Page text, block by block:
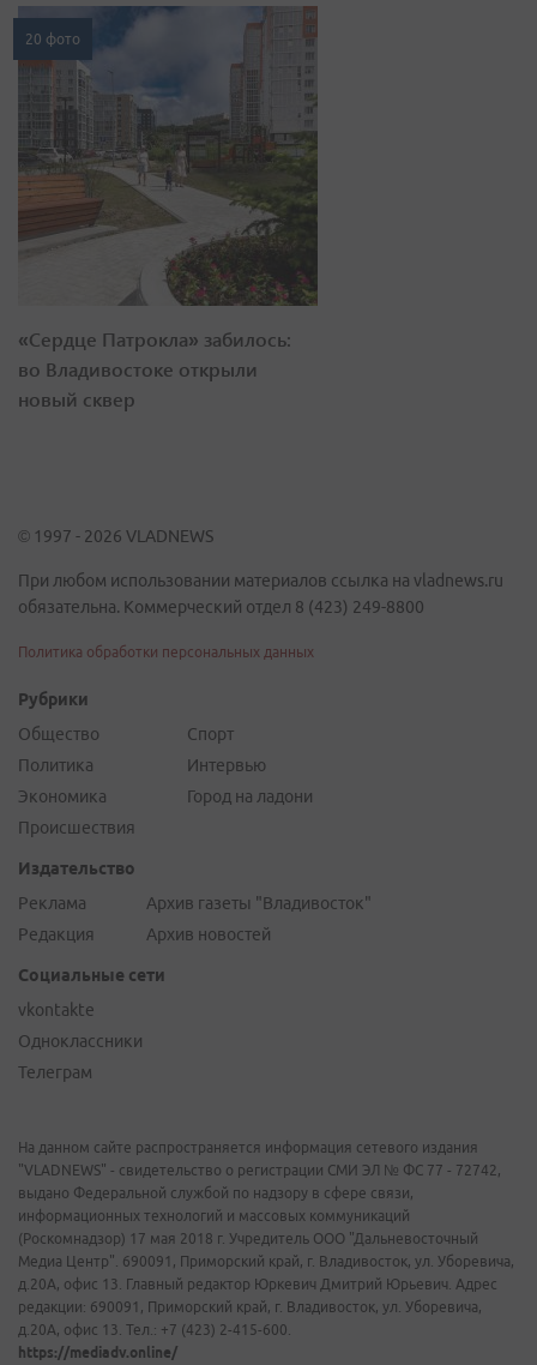
20 фото
«Сердце Патрокла» забилось:
во Владивостоке открыли
новый сквер
© 1997 - 2026 VLADNEWS
При любом использовании материалов ссылка на vladnews.ru
обязательна. Коммерческий отдел 8 (423) 249-8800
Политика обработки персональных данных
Рубрики
Общество
Политика
Экономика
Происшествия
Спорт
Интервью
Город на ладони
Издательство
Реклама
Редакция
Архив газеты "Владивосток"
Архив новостей
Социальные сети
vkontakte
Одноклассники
Телеграм
На данном сайте распространяется информация сетевого издания
"VLADNEWS" - свидетельство о регистрации СМИ ЭЛ № ФС 77 - 72742,
выдано Федеральной службой по надзору в сфере связи,
информационных технологий и массовых коммуникаций
(Роскомнадзор) 17 мая 2018 г. Учредитель ООО "Дальневосточный
Медиа Центр". 690091, Приморский край, г. Владивосток, ул. Уборевича,
д.20А, офис 13. Главный редактор Юркевич Дмитрий Юрьевич. Адрес
редакции: 690091, Приморский край, г. Владивосток, ул. Уборевича,
д.20А, офис 13. Тел.: +7 (423) 2-415-600.
https://mediadv.online/